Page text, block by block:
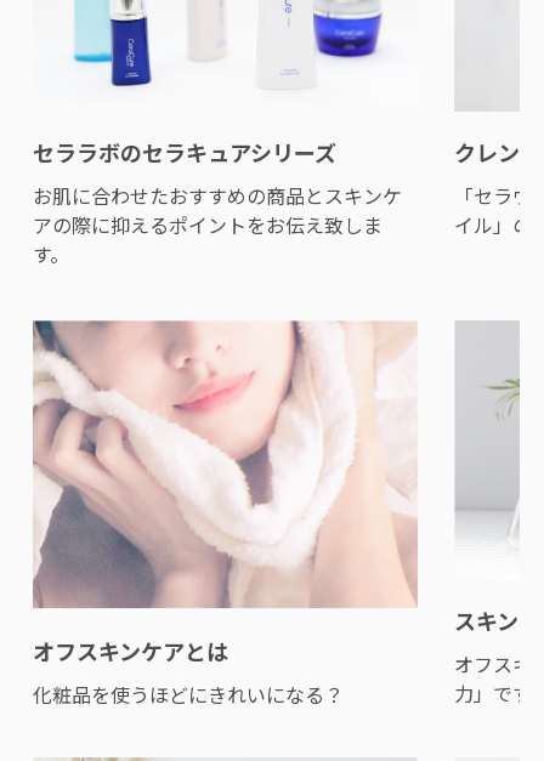
セララボのセラキュアシリーズ
お肌に合わせたおすすめの商品とスキンケ
アの際に抑えるポイントをお伝え致しま
す。
クレン
「セラ
イル」の
オフスキンケアとは
化粧品を使うほどにきれいになる？
スキン
オフスキ
力」です